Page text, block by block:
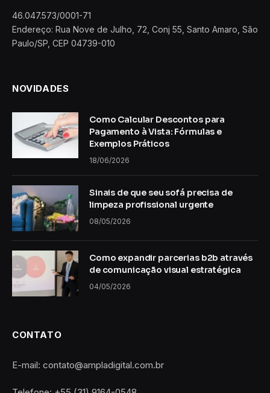
46.047.573/0001-71
Endereço: Rua Nove de Julho, 72, Conj 55, Santo Amaro, São
Paulo/SP, CEP 04739-010
NOVIDADES
Como Calcular Descontos para
Pagamento à Vista: Fórmulas e
Exemplos Práticos
18/06/2026
Sinais de que seu sofá precisa de
limpeza profissional urgente
08/05/2026
Como expandir parcerias b2b através
de comunicação visual estratégica
04/05/2026
CONTATO
E-mail: contato@ampladigital.com.br